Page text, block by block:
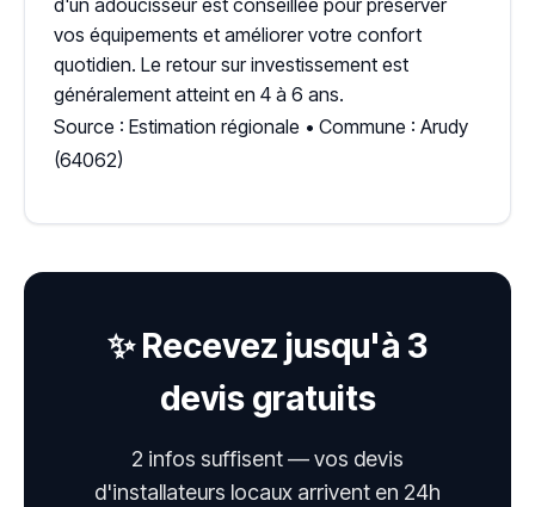
d'un adoucisseur est conseillée pour préserver
vos équipements et améliorer votre confort
quotidien. Le retour sur investissement est
généralement atteint en 4 à 6 ans.
Source : Estimation régionale • Commune : Arudy
(64062)
✨ Recevez jusqu'à 3
devis gratuits
2 infos suffisent — vos devis
d'installateurs locaux arrivent en 24h